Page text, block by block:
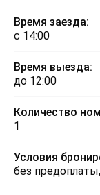
Время заезда:
с 14:00
Время выезда:
до 12:00
Количество
1
Условия
без